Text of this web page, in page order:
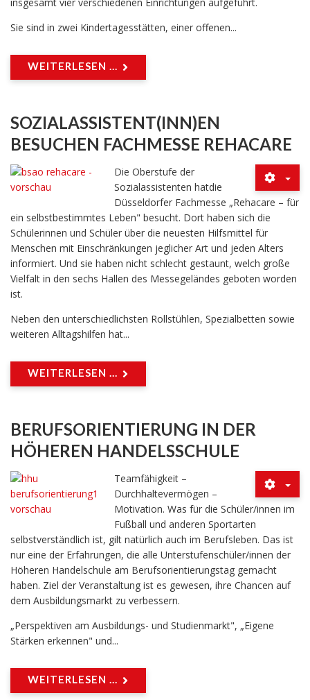
Sie sind in zwei Kindertagesstätten, einer offenen...
WEITERLESEN ...
SOZIALASSISTENT(INN)EN
BESUCHEN FACHMESSE REHACARE
Die Oberstufe der
Sozialassistenten hatdie
Düsseldorfer Fachmesse „Rehacare – für
ein selbstbestimmtes Leben" besucht. Dort haben sich die
Schülerinnen und Schüler über die neuesten Hilfsmittel für
Menschen mit Einschränkungen jeglicher Art und jeden Alters
informiert. Und sie haben nicht schlecht gestaunt, welch große
Vielfalt in den sechs Hallen des Messegeländes geboten worden
ist.
Neben den unterschiedlichsten Rollstühlen, Spezialbetten sowie
weiteren Alltagshilfen hat...
WEITERLESEN ...
BERUFSORIENTIERUNG IN DER
HÖHEREN HANDELSSCHULE
Teamfähigkeit –
Durchhaltevermögen –
Motivation. Was für die Schüler/innen im
Fußball und anderen Sportarten
selbstverständlich ist, gilt natürlich auch im Berufsleben. Das ist
nur eine der Erfahrungen, die alle Unterstufenschüler/innen der
Höheren Handelschule am Berufsorientierungstag gemacht
haben. Ziel der Veranstaltung ist es gewesen, ihre Chancen auf
dem Ausbildungsmarkt zu verbessern.
„Perspektiven am Ausbildungs- und Studienmarkt", „Eigene
Stärken erkennen" und...
WEITERLESEN ...